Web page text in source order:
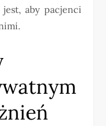
aby pacjenci